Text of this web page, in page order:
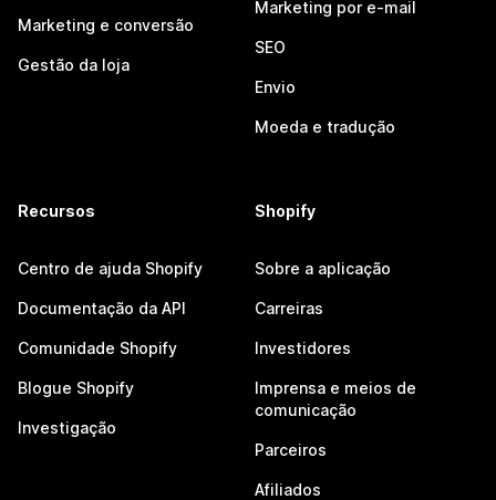
Marketing e conversão
Gestão da loja
Marketing por e-mail
SEO
Envio
Moeda e tradução
Recursos
Centro de ajuda Shopify
Documentação da API
Comunidade Shopify
Blogue Shopify
Investigação
Shopify
Sobre a aplicação
Carreiras
Investidores
Imprensa e meios de
comunicação
Parceiros
Afiliados